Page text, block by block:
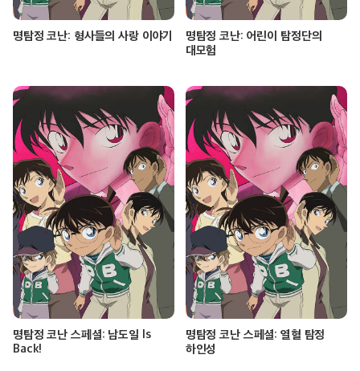
명탐정 코난: 형사들의 사랑 이야기
명탐정 코난: 어린이 탐정단의
대모험
명탐정 코난 스페셜: 남도일 Is
Back!
명탐정 코난 스페셜: 열혈 탐정
하인성